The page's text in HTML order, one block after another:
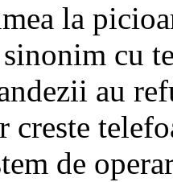
la
cu
au
creste
de